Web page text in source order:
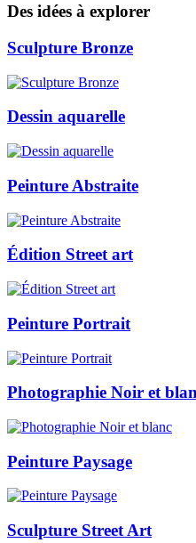
Des idées à explorer
Sculpture Bronze
Dessin aquarelle
Peinture Abstraite
Édition Street art
Peinture Portrait
Photographie Noir et
Peinture Paysage
Sculpture Street Art